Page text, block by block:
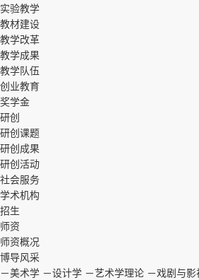
实验教学
教材建设
教学改革
教学成果
教学队伍
创业教育
奖学金
研创
研创课题
研创成果
研创活动
社会服务
学术机构
招生
师资
师资概况
博导风采
－美术学 －设计学 －艺术学理论 －戏剧与